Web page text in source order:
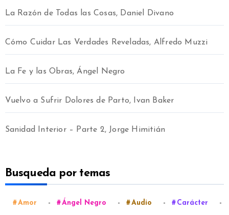
La Razón de Todas las Cosas, Daniel Divano
Cómo Cuidar Las Verdades Reveladas, Alfredo Muzzi
La Fe y las Obras, Ángel Negro
Vuelvo a Sufrir Dolores de Parto, Ivan Baker
Sanidad Interior – Parte 2, Jorge Himitián
Busqueda por temas
Amor - Ángel Negro - Audio - Carácter -